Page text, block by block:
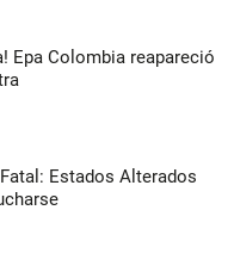
Epa Colombia reapareció
Estados Alterados